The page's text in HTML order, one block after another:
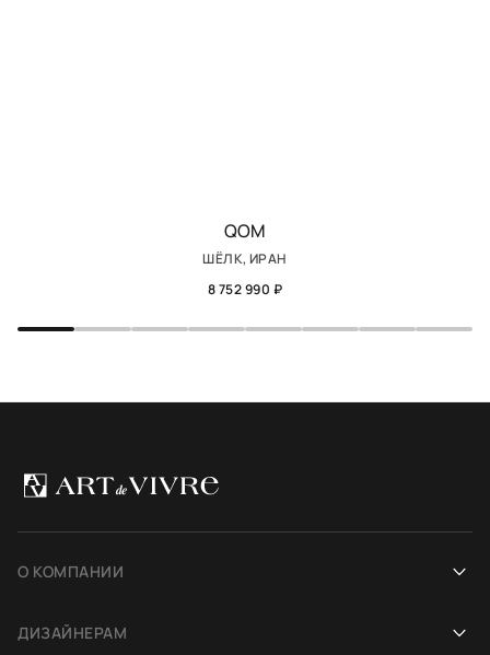
QOM
ШЁЛК, ИРАН
8 752 990 ₽
О КОМПАНИИ
ДИЗАЙНЕРАМ